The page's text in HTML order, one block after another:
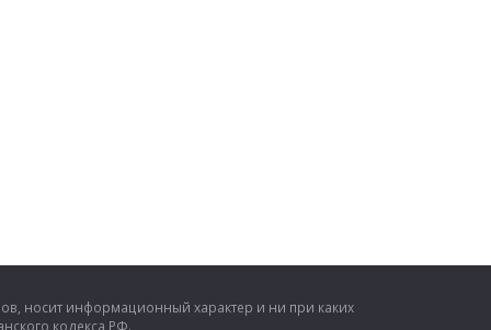
носит информационный характер и ни при каких
кодекса РФ.